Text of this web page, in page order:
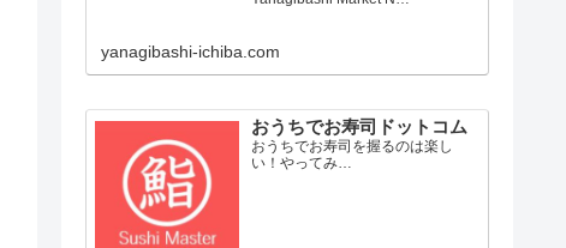
yanagibashi-ichiba.com
おうちでお寿司ドットコム
おうちでお寿司を握るのは楽し